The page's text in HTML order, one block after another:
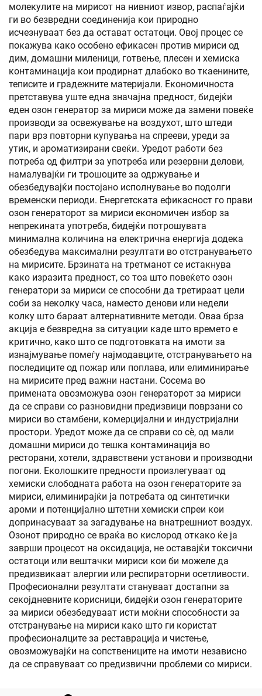
молекулите на мирисот на нивниот извор, распаѓајќи
ги во безвредни соединенија кои природно
исчезнуваат без да остават остатоци. Овој процес се
покажува како особено ефикасен против мириси од
дим, домашни миленици, готвење, плесен и хемиска
контаминација кои продирнат длабоко во ткаенините,
теписите и градежните материјали. Економичноста
претставува уште една значајна предност, бидејќи
еден озон генератор за мириси може да замени повеќе
производи за освежување на воздухот, што штеди
пари врз повторни купувања на спрееви, уреди за
утик, и ароматизирани свеќи. Уредот работи без
потреба од филтри за употреба или резервни делови,
намалувајќи ги трошоците за одржување и
обезбедувајќи постојано исполнување во подолги
временски периоди. Енергетската ефикасност го прави
озон генераторот за мириси економичен избор за
непрекината употреба, бидејќи потрошувата
минимална количина на електрична енергија додека
обезбедува максимални резултати во отстранувањето
на мирисите. Брзината на третманот се истакнува
како изразита предност, со тоа што повеќето озон
генератори за мириси се способни да третираат цели
соби за неколку часа, наместо денови или недели
колку што бараат алтернативните методи. Оваа брза
акција е безвредна за ситуации каде што времето е
критично, како што се подготовката на имоти за
изнајмување помеѓу најмодавците, отстранувањето на
последиците од пожар или поплава, или елиминирање
на мирисите пред важни настани. Сосема во
примената овозможува озон генераторот за мириси
да се справи со разновидни предизвици поврзани со
мириси во стамбени, комерцијални и индустријални
простори. Уредот може да се справи со сè, од мали
домашни мириси до тешка контаминација во
ресторани, хотели, здравствени установи и производни
погони. Еколошките предности произлегуваат од
хемиски слободната работа на озон генераторите за
мириси, елиминирајќи ја потребата од синтетички
ароми и потенцијално штетни хемиски спреи кои
допринасуваат за загадување на внатрешниот воздух.
Озонот природно се враќа во кислород откако ќе ја
заврши процесот на оксидација, не оставајќи токсични
остатоци или вештачки мириси кои би можеле да
предизвикаат алергии или респираторни осетливости.
Професионални резултати стануваат достапни за
секојдневните корисници, бидејќи озон генераторите
за мириси обезбедуваат исти моќни способности за
отстранување на мириси како што ги користат
професионалците за реставрација и чистење,
овозможувајќи на сопствениците на имоти независно
да се справуваат со предизвични проблеми со мириси.